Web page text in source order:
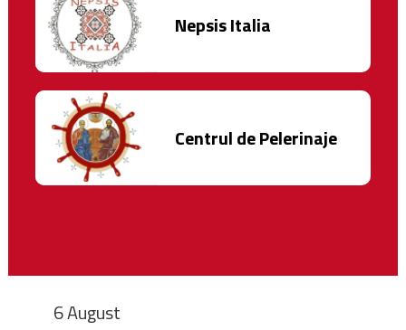
Nepsis Italia
Centrul de Pelerinaje
6 August